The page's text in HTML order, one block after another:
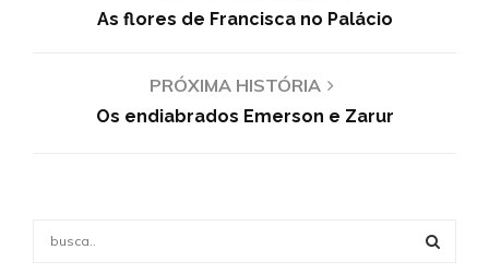
As flores de Francisca no Palácio
PRÓXIMA HISTÓRIA
Os endiabrados Emerson e Zarur